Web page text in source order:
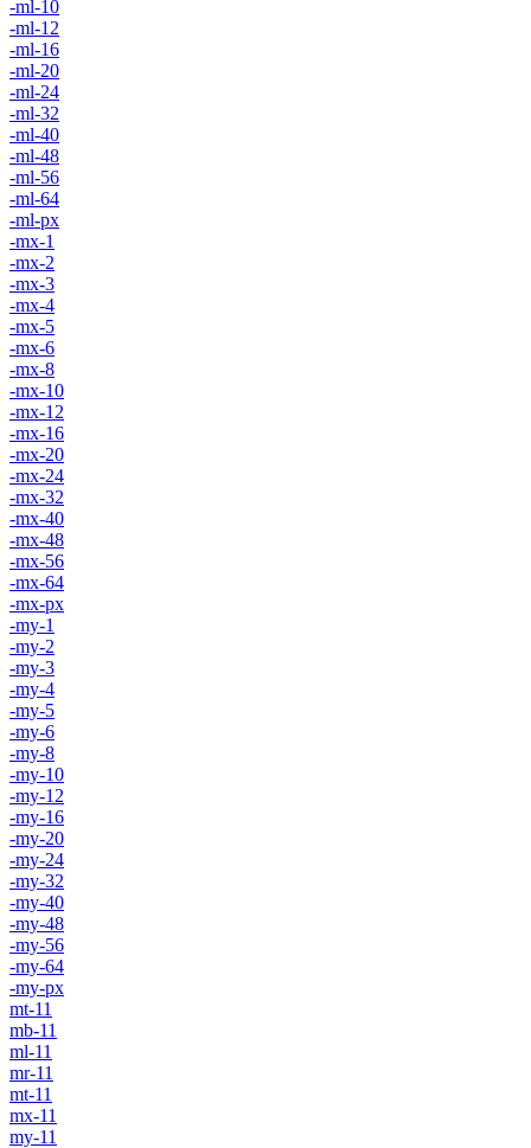
-ml-10
-ml-12
-ml-16
-ml-20
-ml-24
-ml-32
-ml-40
-ml-48
-ml-56
-ml-64
-ml-px
-mx-1
-mx-2
-mx-3
-mx-4
-mx-5
-mx-6
-mx-8
-mx-10
-mx-12
-mx-16
-mx-20
-mx-24
-mx-32
-mx-40
-mx-48
-mx-56
-mx-64
-mx-px
-my-1
-my-2
-my-3
-my-4
-my-5
-my-6
-my-8
-my-10
-my-12
-my-16
-my-20
-my-24
-my-32
-my-40
-my-48
-my-56
-my-64
-my-px
mt-11
mb-11
ml-11
mr-11
mt-11
mx-11
my-11